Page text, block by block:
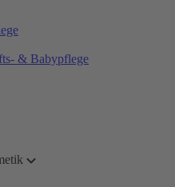
& Babypflege